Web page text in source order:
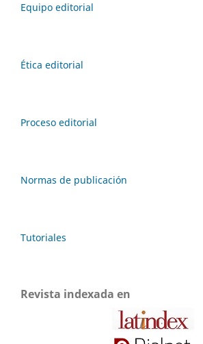
Equipo editorial
Ética editorial
Proceso editorial
Normas de publicación
Tutoriales
Revista indexada en